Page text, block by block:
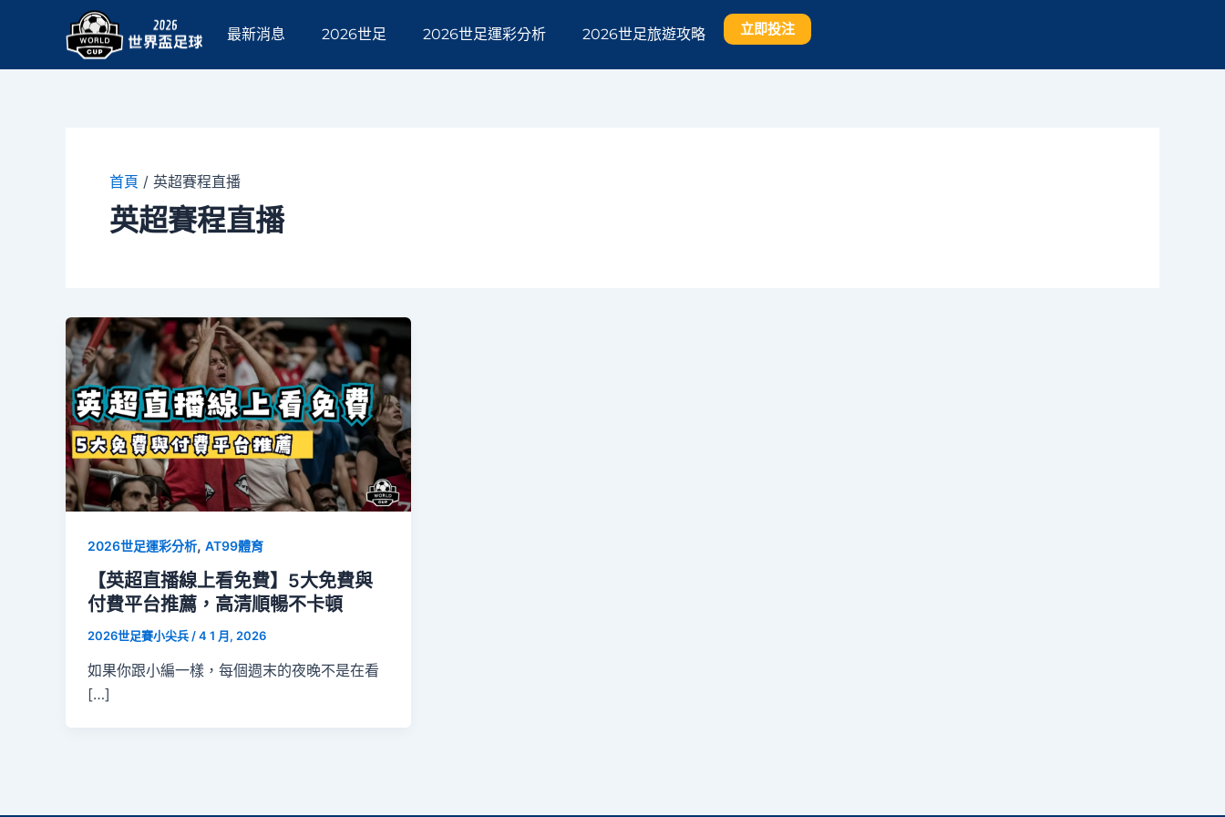
最新消息 2026世足 2026世足運彩分析 2026世足旅遊攻略 立即投注
首頁 / 英超賽程直播
英超賽程直播
2026世足運彩分析, AT99體育
【英超直播線上看免費】5大免費與
付費平台推薦，高清順暢不卡頓
2026世足賽小尖兵 /4 1 月, 2026
如果你跟小編一樣，每個週末的夜晚不是在看
[…]